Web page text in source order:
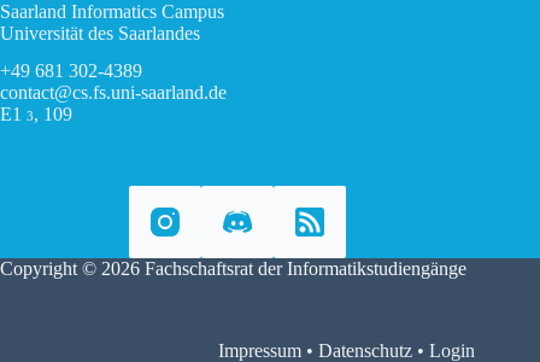
Saarland Informatics Campus
Universität des Saarlandes
+49 681 302-4389
contact@cs.fs.uni-saarland.de
E1 3, 109
Copyright © 2026 Fachschaftsrat der Informatikstudiengänge
Impressum •Datenschutz •Login